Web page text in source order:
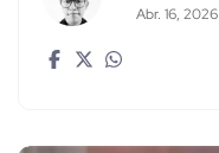
Abr. 16, 2026